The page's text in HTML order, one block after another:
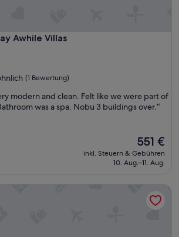
Awhile Villas
Villas
(1 Bewertung)
modern and clean. Felt like we were part of
was a spa. Nobu 3 buildings over.“
Der
Preis
beträgt
551 €
inkl. Steuern & Gebühren
10. Aug.–11. Aug.
entrance in quiet neighborhood.